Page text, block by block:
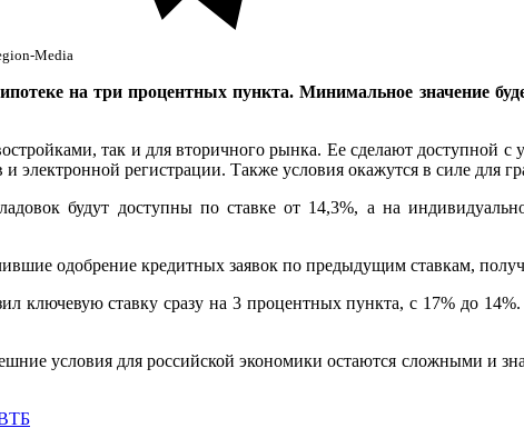
Media
на три процентных пункта. Минимальное значение
так и для вторичного рынка. Ее сделают доступной
и электронной регистрации. Также условия окажутся в силе для
будут доступны по ставке от 14,3%, а на
одобрение кредитных заявок по предыдущим ставкам,
ключевую ставку сразу на 3 процентных пункта, с 17% до
условия для российской экономики остаются сложными и